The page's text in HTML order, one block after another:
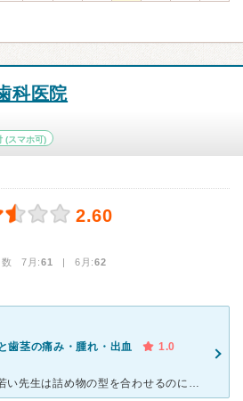
科医院
(スマホ可)
2.60
数 7月:61 | 6月:62
歯茎の痛み・腫れ・出血
1.0
院長の先生の腕は良いが若い先生は詰め物の型を合わせるのに時間がかかりすぎて疲れた。受診しても、待ち時間が長く、予約は、一か月待ちなので、すぐに診てもらえず結局、どうしたらよいのか途方に暮れた。歯科衛生